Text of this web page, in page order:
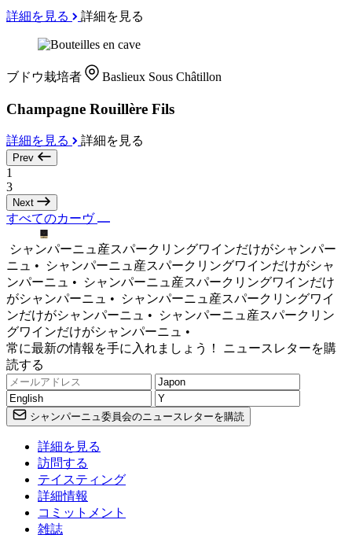
詳細を見る 詳細を見る
ブドウ栽培者 Baslieux Sous Châtillon
Champagne Rouillère Fils
詳細を見る 詳細を見る
Prev
1
3
Next
すべてのカーヴ
シャンパーニュ産スパークリングワインだけがシャンパー
ニュ •
シャンパーニュ産スパークリングワインだけがシャ
ンパーニュ •
シャンパーニュ産スパークリングワインだけ
がシャンパーニュ •
シャンパーニュ産スパークリングワイ
ンだけがシャンパーニュ •
シャンパーニュ産スパークリン
グワインだけがシャンパーニュ •
常に最新の情報を手に入れましょう！ ニュースレターを購
読する
シャンパーニュ委員会のニュースレターを購読
詳細を見る
訪問する
テイスティング
詳細情報
コミットメント
雑誌